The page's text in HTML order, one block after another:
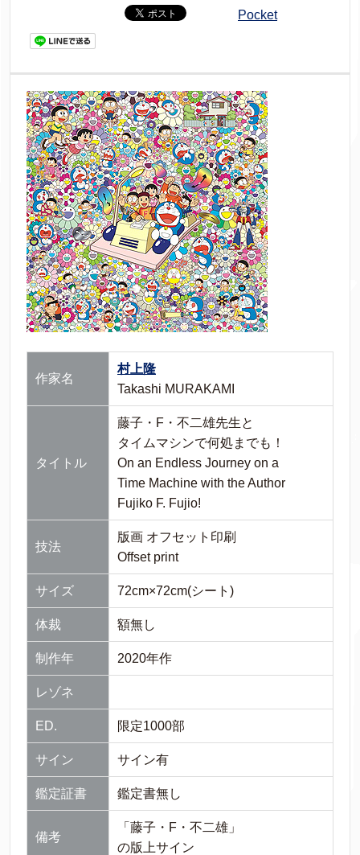
Pocket
作家名
村上隆
Takashi MURAKAMI
タイトル
藤子・F・不二雄先生と
タイムマシンで何処までも！
On an Endless Journey on a
Time Machine with the Author
Fujiko F. Fujio!
技法
版画 オフセット印刷
Offset print
サイズ 72cm×72cm(シート)
体裁 額無し
制作年 2020年作
レゾネ
ED. 限定1000部
サイン サイン有
鑑定証書 鑑定書無し
備考
「藤子・F・不二雄」
の版上サイン